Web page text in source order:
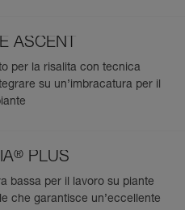
dalla sua data di
ASCENT
per la risalita con tecnica
su un’imbracatura per il
® PLUS
bassa per il lavoro su piante
che garantisce un’eccellente